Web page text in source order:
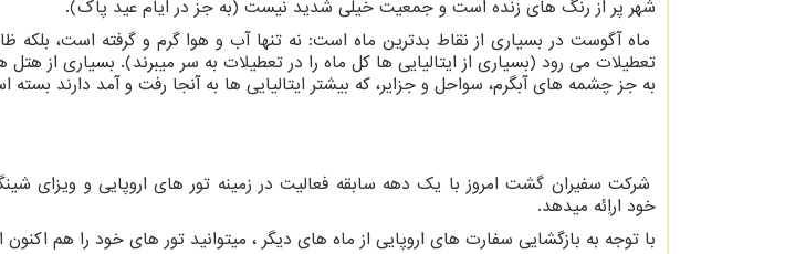
شهر پر از رنگ های زنده است و جمعیت خیلی شدید نیست (به جز در ایام عید پاک).
ماه آگوست در بسیاری از نقاط بدترین ماه است: نه تنها آب و هوا گرم و گرفته است، بلکه
تعطیلات می رود (بسیاری از ایتالیایی ها کل ماه را در تعطیلات به سر میبرند). بسیاری از هتل
به جز چشمه های آبگرم، سواحل و جزایر، که بیشتر ایتالیایی ها به آنجا رفت و آمد دارند بسته
شرکت سفیران گشت امروز با یک دهه سابقه فعالیت در زمینه تور های اروپایی و ویزای
خود اراِئه میدهد.
با توجه به بازگشایی سفارت های اروپایی از ماه های دیگر ، میتوانید تور های خود را هم